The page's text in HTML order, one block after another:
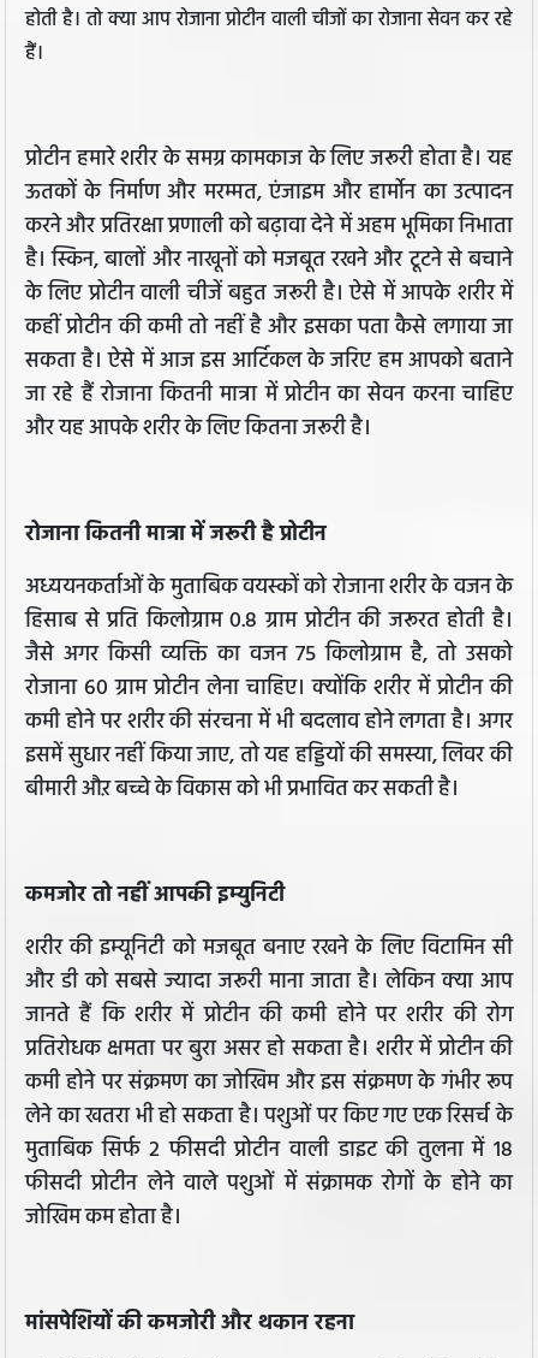
होती है। तो क्या आप रोजाना प्रोटीन वाली चीजों का रोजाना सेवन कर रहे
हैं।
प्रोटीन हमारे शरीर के समग्र कामकाज के लिए जरूरी होता है। यह
ऊतकों के निर्माण और मरम्मत, एंजाइम और हार्मोन का उत्पादन
करने और प्रतिरक्षा प्रणाली को बढ़ावा देने में अहम भूमिका निभाता
है। स्किन, बालों और नाखूनों को मजबूत रखने और टूटने से बचाने
के लिए प्रोटीन वाली चीजें बहुत जरूरी है। ऐसे में आपके शरीर में
कहीं प्रोटीन की कमी तो नहीं है और इसका पता कैसे लगाया जा
सकता है। ऐसे में आज इस आर्टिकल के जरिए हम आपको बताने
जा रहे हैं रोजाना कितनी मात्रा में प्रोटीन का सेवन करना चाहिए
और यह आपके शरीर के लिए कितना जरूरी है।
रोजाना कितनी मात्रा में जरूरी है प्रोटीन
अध्ययनकर्ताओं के मुताबिक वयस्कों को रोजाना शरीर के वजन के
हिसाब से प्रति किलोग्राम 0.8 ग्राम प्रोटीन की जरूरत होती है।
जैसे अगर किसी व्यक्ति का वजन 75 किलोग्राम है, तो उसको
रोजाना 60 ग्राम प्रोटीन लेना चाहिए। क्योंकि शरीर में प्रोटीन की
कमी होने पर शरीर की संरचना में भी बदलाव होने लगता है। अगर
इसमें सुधार नहीं किया जाए, तो यह हड्डियों की समस्या, लिवर की
बीमारी औऱ बच्चे के विकास को भी प्रभावित कर सकती है।
कमजोर तो नहीं आपकी इम्युनिटी
शरीर की इम्यूनिटी को मजबूत बनाए रखने के लिए विटामिन सी
और डी को सबसे ज्यादा जरूरी माना जाता है। लेकिन क्या आप
जानते हैं कि शरीर में प्रोटीन की कमी होने पर शरीर की रोग
प्रतिरोधक क्षमता पर बुरा असर हो सकता है। शरीर में प्रोटीन की
कमी होने पर संक्रमण का जोखिम और इस संक्रमण के गंभीर रूप
लेने का खतरा भी हो सकता है। पशुओं पर किए गए एक रिसर्च के
मुताबिक सिर्फ 2 फीसदी प्रोटीन वाली डाइट की तुलना में 18
फीसदी प्रोटीन लेने वाले पशुओं में संक्रामक रोगों के होने का
जोखिम कम होता है।
मांसपेशियों की कमजोरी और थकान रहना